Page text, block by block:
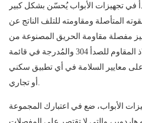
في تجهيزات الأبواب يُحسّن بشكل كبير
المتأصلة ومقاومته للتلف الناتج عن
مفصلة مقاومة الحريق المصنوعة من
الفولاذ المقاوم للصدأ 304 والمُدرجة في قائمة CE بشهادات مقاومة
على معايير السلامة في أي تطبيق سكني
أو تجاري.
الأبواب، ضع في اعتبارك المجموعة